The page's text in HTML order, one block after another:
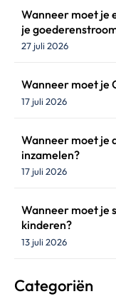
Wanneer moet je
je
27 juli 2026
Wanneer moet je
17 juli 2026
Wanneer moet je
inzamelen?
17 juli 2026
Wanneer moet je
kinderen?
13 juli 2026
Categoriën